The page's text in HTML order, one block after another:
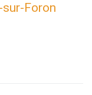
Foron